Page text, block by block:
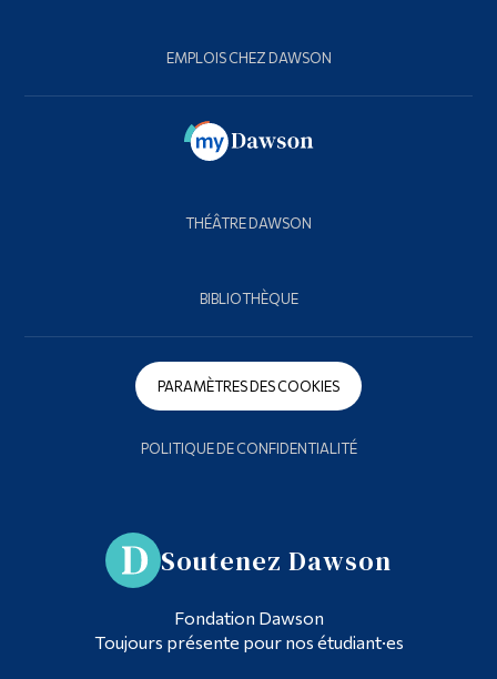
EMPLOIS CHEZ DAWSON
THÉÂTRE DAWSON
BIBLIOTHÈQUE
PARAMÈTRES DES COOKIES
POLITIQUE DE CONFIDENTIALITÉ
Soutenez Dawson
Fondation Dawson
Toujours présente pour nos étudiant·es